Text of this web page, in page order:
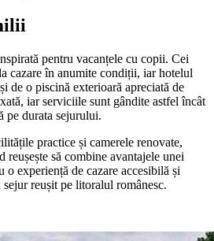
pentru vacanțele cu copii. Cei
cazare în anumite condiții, iar hotelul
de o piscină exterioară apreciată de
iar serviciile sunt gândite astfel încât
pe durata sejurului.
practice și camerele renovate,
să combine avantajele unei
o experiență de cazare accesibilă și
reușit pe litoralul românesc.